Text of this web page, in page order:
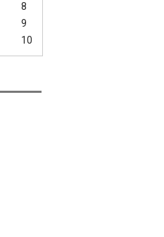
8
9
10